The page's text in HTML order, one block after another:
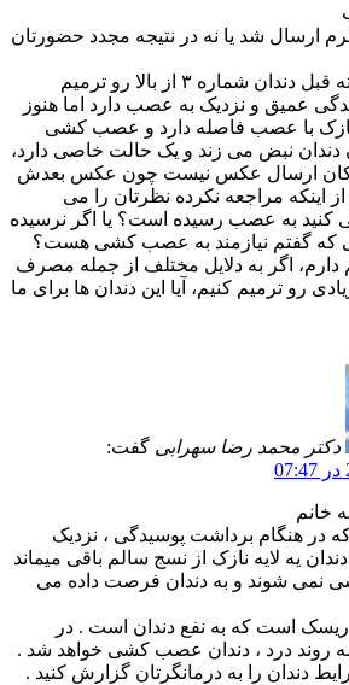
ارسال شد یا نه در نتیجه مجدد حضورتان
آقای دکتر من هفته قبل دندان شماره ۳ از بالا رو ترمیم
عمیق و نزدیک به عصب دارد اما هنوز
نازک با عصب فاصله دارد و عصب کشی
دندان نبض می زند و یک حالت خاصی دارد،
امکان ارسال عکس نیست چون عکس بعدش
اینکه مراجعه نکرده نظرتان را می
کنید به عصب رسیده است؟ یا اگر نرسیده
که گفتم نیازمند به عصب کشی هست؟
اگر به دلایل مختلف از جمله مصرف
رو ترمیم کنیم، آیا این دندان ها برای ما
دکتر محمد رضا سهرابی گفت:
خانم
در هنگام برداشت پوسیدگی ، نزدیک
یه لایه نازک از نسج سالم باقی میماند
نمی شوند و به دندان فرصت داده می
ریسک است که به نفع دندان است . در
روند درد ، دندان عصب کشی خواهد شد .
دندان را به درمانگرتان گزارش کنید .